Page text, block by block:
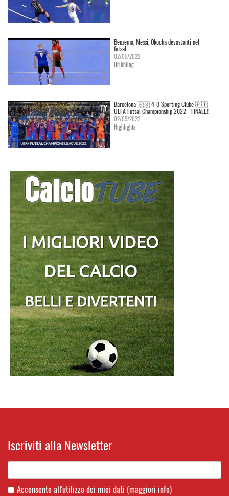
Benzema, Messi, Okocha devastanti nel
futsal
02/05/2022
Dribbling
Barcelona 🇪🇸 4-0 Sporting Clube 🇵🇹 :
UEFA Futsal Championship 2022 - FINALE!!
02/05/2022
Highlights
Iscriviti alla Newsletter
Acconsento all'utilizzo dei miei dati (maggiori info)